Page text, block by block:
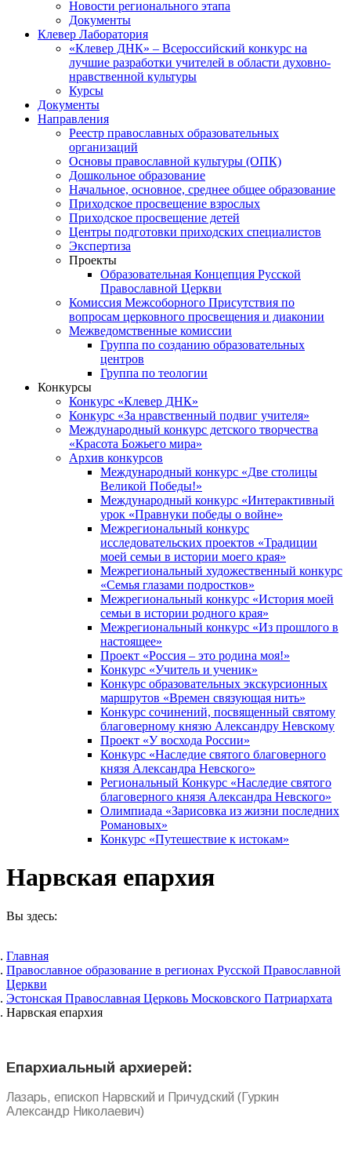
Новости регионального этапа
Документы
Клевер Лаборатория
«Клевер ДНК» – Всероссийский конкурс на
лучшие разработки учителей в области духовно-
нравственной культуры
Курсы
Документы
Направления
Реестр православных образовательных
организаций
Основы православной культуры (ОПК)
Дошкольное образование
Начальное, основное, среднее общее образование
Приходское просвещение взрослых
Приходское просвещение детей
Центры подготовки приходских специалистов
Экспертиза
Проекты
Образовательная Концепция Русской
Православной Церкви
Комиссия Межсоборного Присутствия по
вопросам церковного просвещения и диаконии
Межведомственные комиссии
Группа по созданию образовательных
центров
Группа по теологии
Конкурсы
Конкурс «Клевер ДНК»
Конкурс «За нравственный подвиг учителя»
Международный конкурс детского творчества
«Красота Божьего мира»
Архив конкурсов
Международный конкурс «Две столицы
Великой Победы!»
Международный конкурс «Интерактивный
урок «Правнуки победы о войне»
Межрегиональный конкурс
исследовательских проектов «Традиции
моей семьи в истории моего края»
Межрегиональный художественный конкурс
«Семья глазами подростков»
Межрегиональный конкурс «История моей
семьи в истории родного края»
Межрегиональный конкурс «Из прошлого в
настоящее»
Проект «Россия – это родина моя!»
Конкурс «Учитель и ученик»
Конкурс образовательных экскурсионных
маршрутов «Времен связующая нить»
Конкурс сочинений, посвященный святому
благоверному князю Александру Невскому
Проект «У восхода России»
Конкурс «Наследие святого благоверного
князя Александра Невского»
Региональный Конкурс «Наследие святого
благоверного князя Александра Невского»
Олимпиада «Зарисовка из жизни последних
Романовых»
Конкурс «Путешествие к истокам»
Нарвская епархия
Вы здесь:
Главная
Православное образование в регионах Русской Православной
Церкви
Эстонская Православная Церковь Московского Патриархата
Нарвская епархия
Епархиальный архиерей:
Лазарь, епископ Нарвский и Причудский (Гуркин
Александр Николаевич)